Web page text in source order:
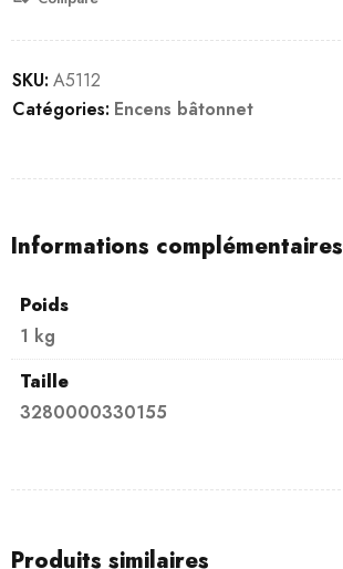
SKU: A5112
Catégories: Encens bâtonnet
Informations complémentaires
Poids
1 kg
Taille
3280000330155
Produits similaires